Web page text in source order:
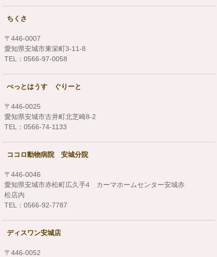
ちくさ
〒446-0007
愛知県安城市東栄町3-11-8
TEL：0566-97-0058
ぺっとはうす ぐりーと
〒446-0025
愛知県安城市古井町北芝崎8-2
TEL：0566-74-1133
ココロ動物病院 安城分院
〒446-0046
愛知県安城市赤松町広久手4 カーマホームセンター安城赤
松店内
TEL：0566-92-7787
ディスワン安城店
〒446-0052